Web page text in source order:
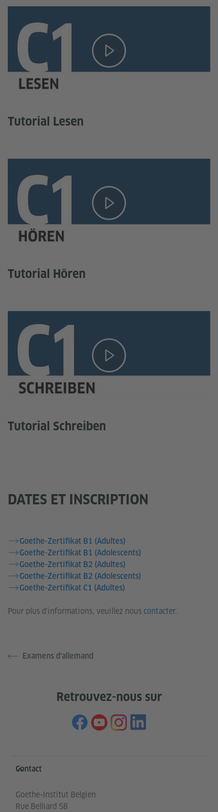
Tutorial Lesen
Tutorial Hören
Tutorial Schreiben
DATES ET INSCRIPTION
Goethe-Zertifikat B1 (Adultes)
Goethe-Zertifikat B1 (Adolescents)
Goethe-Zertifikat B2 (Adultes)
Goethe-Zertifikat B2 (Adolescents)
Goethe-Zertifikat C1 (Adultes)
Pour plus d'informations, veuillez nous contacter.
Examens d'allemand
Retrouvez-nous sur
Service- und Informationsbereich
Contact
Goethe-Institut Belgien
Rue Belliard 58